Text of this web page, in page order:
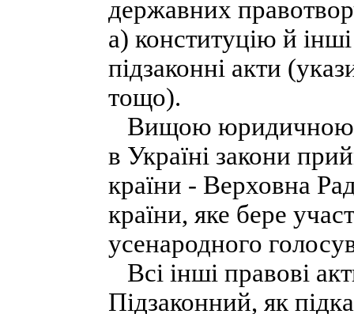
державних
а) конституцію й
підзаконні акти
тощо).
Вищою юридичною
в Україні закони
країни - Верховна
країни, яке бере
усенародного
Всі інші правові
Підзаконний, як